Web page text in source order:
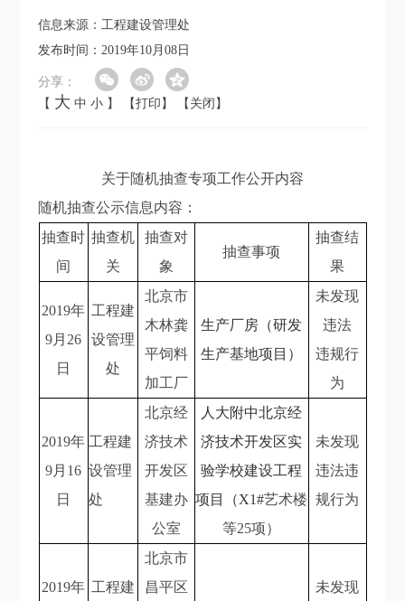
信息来源：工程建设管理处
发布时间：2019年10月08日
分享：
【 大 中 小 】 【打印】 【关闭】
关于随机抽查专项工作公开内容
随机抽查公示信息内容：
抽查时
间
抽查机
关
抽查对
象
抽查事项
抽查结
果
2019年
9月26
日
工程建
设管理
处
北京市
木林龚
平饲料
加工厂
生产厂房（研发
生产基地项目）
未发现
违法
违规行
为
2019年
9月16
日
工程建
设管理
处
北京经
济技术
开发区
基建办
公室
人大附中北京经
济技术开发区实
验学校建设工程
项目（X1#艺术楼
等25项）
未发现
违法违
规行为
2019年 工程建
北京市
昌平区
未发现